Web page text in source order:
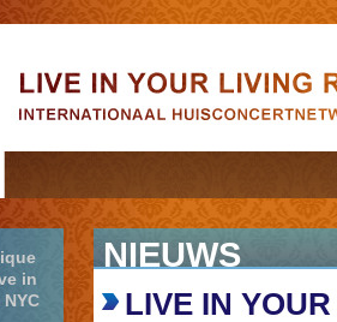
in
NIEUWS
LIVE IN